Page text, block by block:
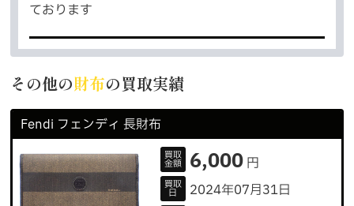
ております
その他の財布の買取実績
Fendi フェンディ 長財布
買取
金額 6,000円
買取
日 2024年07月31日